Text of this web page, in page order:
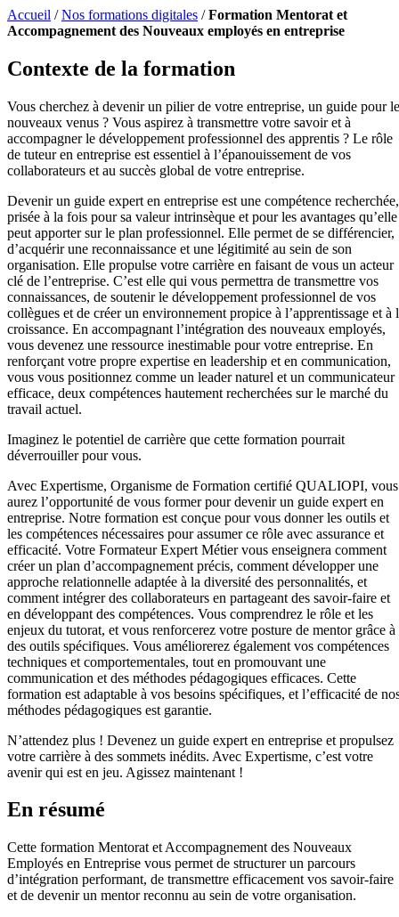
Accueil /Nos formations digitales /Formation Mentorat et
Accompagnement des Nouveaux employés en entreprise
Contexte de la formation
Vous cherchez à devenir un pilier de votre entreprise, un guide pour
nouveaux venus ? Vous aspirez à transmettre votre savoir et à
accompagner le développement professionnel des apprentis ? Le rôle
de tuteur en entreprise est essentiel à l’épanouissement de vos
collaborateurs et au succès global de votre entreprise.
Devenir un guide expert en entreprise est une compétence recherchée,
prisée à la fois pour sa valeur intrinsèque et pour les avantages qu’elle
peut apporter sur le plan professionnel. Elle permet de se différencier,
d’acquérir une reconnaissance et une légitimité au sein de son
organisation. Elle propulse votre carrière en faisant de vous un acteur
clé de l’entreprise. C’est elle qui vous permettra de transmettre vos
connaissances, de soutenir le développement professionnel de vos
collègues et de créer un environnement propice à l’apprentissage et à
croissance. En accompagnant l’intégration des nouveaux employés,
vous devenez une ressource inestimable pour votre entreprise. En
renforçant votre propre expertise en leadership et en communication,
vous vous positionnez comme un leader naturel et un communicateur
efficace, deux compétences hautement recherchées sur le marché du
travail actuel.
Imaginez le potentiel de carrière que cette formation pourrait
déverrouiller pour vous.
Avec Expertisme, Organisme de Formation certifié QUALIOPI, vous
aurez l’opportunité de vous former pour devenir un guide expert en
entreprise. Notre formation est conçue pour vous donner les outils et
les compétences nécessaires pour assumer ce rôle avec assurance et
efficacité. Votre Formateur Expert Métier vous enseignera comment
créer un plan d’accompagnement précis, comment développer une
approche relationnelle adaptée à la diversité des personnalités, et
comment intégrer des collaborateurs en partageant des savoir-faire et
en développant des compétences. Vous comprendrez le rôle et les
enjeux du tutorat, et vous renforcerez votre posture de mentor grâce à
des outils spécifiques. Vous améliorerez également vos compétences
techniques et comportementales, tout en promouvant une
communication et des méthodes pédagogiques efficaces. Cette
formation est adaptable à vos besoins spécifiques, et l’efficacité de
méthodes pédagogiques est garantie.
N’attendez plus ! Devenez un guide expert en entreprise et propulsez
votre carrière à des sommets inédits. Avec Expertisme, c’est votre
avenir qui est en jeu. Agissez maintenant !
En résumé
Cette formation Mentorat et Accompagnement des Nouveaux
Employés en Entreprise vous permet de structurer un parcours
d’intégration performant, de transmettre efficacement vos savoir-faire
et de devenir un mentor reconnu au sein de votre organisation.